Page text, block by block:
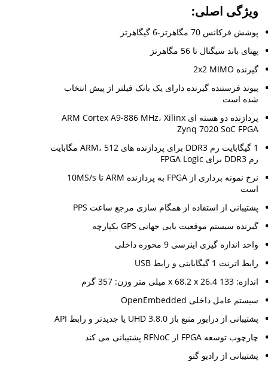
ویژگی اصلی:
پوشش فرکانس 70 مگاهرتز-6 گیگاهرتز
پهنای باند سیگنال تا 56 مگاهرتز
گیرنده 2x2 MIMO
پیوند فرستنده گیرنده دارای یک بانک فیلتر از پیش انتخاب
شده است
پردازنده دو هسته ای ARM Cortex A9-886 MHz، Xilinx
Zynq 7020 SoC FPGA
1 گیگابایت رم DDR3 برای پردازنده های ARM، 512 مگابایت
رم DDR3 برای FPGA Logic
نرخ نمونه برداری از FPGA به پردازنده ARM تا 10MS/s
است
پشتیبانی از استفاده از همگام سازی مرجع ساعت PPS
گیرنده سیستم موقعیت یابی جهانی GPS یکپارچه
واحد اندازه گیری اینرسی 9 محوره داخلی
رابط اترنت 1 گیگابایتی و رابط USB
اندازه: 133 x 68.2 x 26.4 میلی متر وزن: 357 گرم
سیستم عامل داخلی OpenEmbedded
پشتیبانی از درایور منبع باز UHD 3.8.0 یا جدیدتر و رابط API
چارچوب توسعه FPGA از RFNoC پشتیبانی می کند
پشتیبانی از رادیو گنو